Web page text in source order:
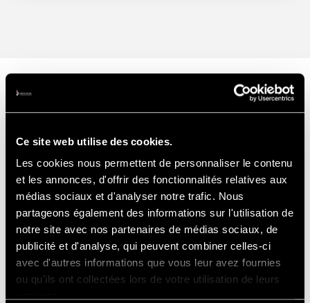
Ce site web utilise des cookies.
Les cookies nous permettent de personnaliser le contenu
et les annonces, d'offrir des fonctionnalités relatives aux
médias sociaux et d'analyser notre trafic. Nous
partageons également des informations sur l'utilisation de
notre site avec nos partenaires de médias sociaux, de
publicité et d'analyse, qui peuvent combiner celles-ci
avec d'autres informations que vous leur avez fournies
ou qu'ils ont collectées lors de votre utilisation de leurs
ONTDEK
OOK...
PISTEDOPEN